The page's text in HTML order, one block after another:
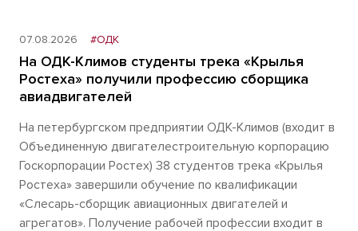
07.08.2026 #ОДК
На ОДК-Климов студенты трека «Крылья
Ростеха» получили профессию сборщика
авиадвигателей
На петербургском предприятии ОДК-Климов (входит в
Объединенную двигателестроительную корпорацию
Госкорпорации Ростех) 38 студентов трека «Крылья
Ростеха» завершили обучение по квалификации
«Слесарь-сборщик авиационных двигателей и
агрегатов». Получение рабочей профессии входит в